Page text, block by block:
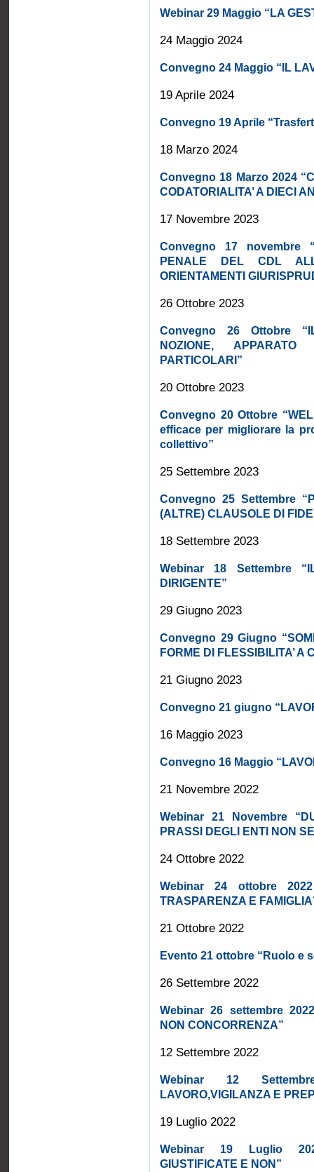
Webinar 29 Maggio “LA
24 Maggio 2024
Convegno 24 Maggio “IL
19 Aprile 2024
Convegno 19 Aprile
18 Marzo 2024
Convegno 18 Marzo 2024
CODATORIALITA’ A DIECI
17 Novembre 2023
Convegno 17 novembre
PENALE DEL CDL
ORIENTAMENTI
26 Ottobre 2023
Convegno 26 Ottobre
NOZIONE,
PARTICOLARI”
20 Ottobre 2023
Convegno 20 Ottobre
efficace per migliorare la
collettivo”
25 Settembre 2023
Convegno 25 Settembre
(ALTRE) CLAUSOLE DI
18 Settembre 2023
Webinar 18 Settembre
DIRIGENTE”
29 Giugno 2023
Convegno 29 Giugno
FORME DI FLESSIBILITA’ A
21 Giugno 2023
Convegno 21 giugno
16 Maggio 2023
Convegno 16 Maggio
21 Novembre 2022
Webinar 21 Novembre
PRASSI DEGLI ENTI NON
24 Ottobre 2022
Webinar 24 ottobre 2022
TRASPARENZA E
21 Ottobre 2022
Evento 21 ottobre “Ruolo e
26 Settembre 2022
Webinar 26 settembre
NON CONCORRENZA”
12 Settembre 2022
Webinar 12
LAVORO,VIGILANZA E
19 Luglio 2022
Webinar 19 Luglio
GIUSTIFICATE E NON”